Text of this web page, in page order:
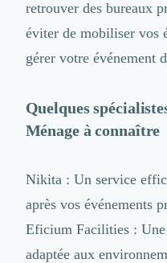
retrouver des bureaux
éviter de mobiliser vos
gérer votre événement
Quelques
Ménageà connaître
Nikita: Un service
après vos événements
Eficium Facilities: Une
adaptée aux